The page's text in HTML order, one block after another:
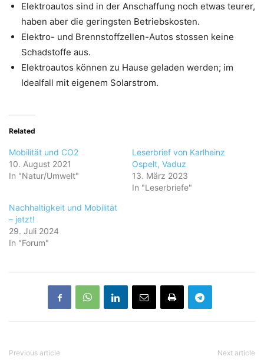
Elektroautos sind in der Anschaffung noch etwas teurer,
haben aber die geringsten Betriebskosten.
Elektro- und Brennstoffzellen-Autos stossen keine
Schadstoffe aus.
Elektroautos können zu Hause geladen werden; im
Idealfall mit eigenem Solarstrom.
Related
Mobilität und CO2
10. August 2021
In "Natur/Umwelt"
Leserbrief von Karlheinz
Ospelt, Vaduz
13. März 2023
In "Leserbriefe"
Nachhaltigkeit und Mobilität
– jetzt!
29. Juli 2024
In "Forum"
Previous article Next article